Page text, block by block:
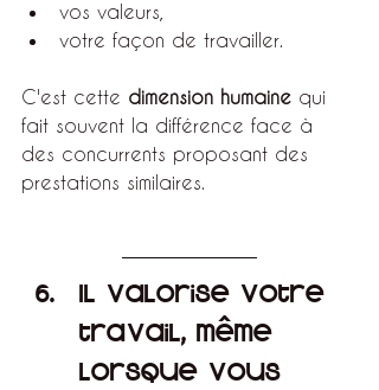
vos valeurs,
votre façon de travailler.
C'est cette dimension humaine qui
fait souvent la différence face à
des concurrents proposant des
prestations similaires.
Il valorise votre
travail, même
lorsque vous